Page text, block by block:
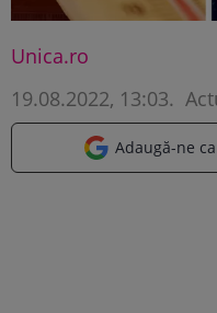
Unica.ro
19.08.2022, 13:03.
Adaugă-ne